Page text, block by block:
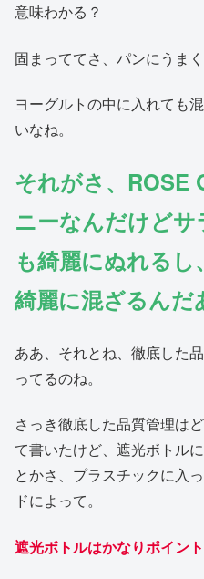
意味わかる？
固まっててさ、パンにうま
ヨーグルトの中に入れても
いなね。
それがさ、ROSE
ニーなんだけど
も綺麗にぬれる
綺麗に混ざるんだ
ああ、それとね、徹底した
ってるのね。
さっき徹底した品質管理は
て書いたけど、遮光ボトル
とかさ、プラスチックに入
ドによって。
遮光ボトルはかなりポイント